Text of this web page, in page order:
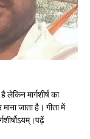
लेकिन मार्गशीर्ष का
माना जाता है। गीता में